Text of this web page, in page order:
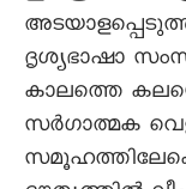
ദൃശ്യഭാഷാ
കാലത്തെ
സർഗാത്മക